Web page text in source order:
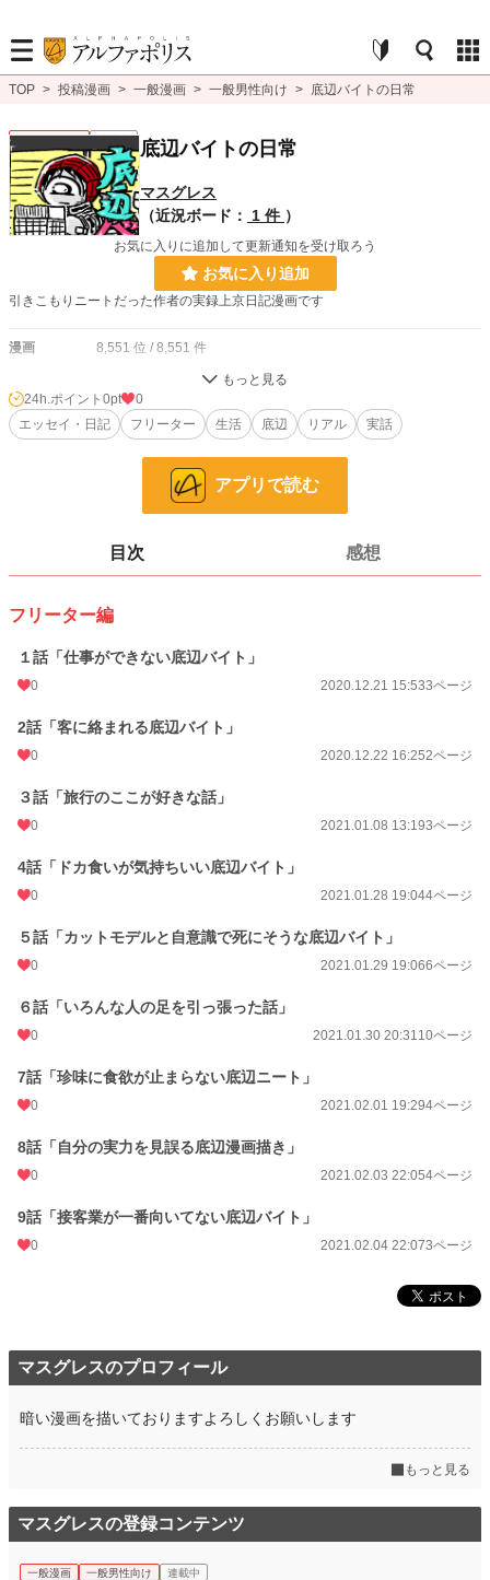
TOP > 投稿漫画 > 一般漫画 > 一般男性向け > 底辺バイトの日常
一般男性向け 連載中 底辺バイトの日常
マスグレス
（近況ボード：
1 件 ）
お気に入りに追加して更新通知を受け取ろう
お気に入り追加
引きこもりニートだった作者の実録上京日記漫画です
漫画 8,551 位 / 8,551 件
お気に入り 7
初回公開日時 2020.12.20 12:54
週間ポイント 0 pt (8,551 位)
月間ポイント 7 pt (2,324 位)
年間ポイント
累計ポイント 7,713 pt (2,534 位)
24h.ポイント 0pt
0
エッセイ・日記
フリーター 生活 底辺 リアル 実話
アプリで読む
目次 感想
フリーター編
１話「仕事ができない底辺バイト」
0 2020.12.21 15:533ページ
2話「客に絡まれる底辺バイト」
0 2020.12.22 16:252ページ
３話「旅行のここが好きな話」
0 2021.01.08 13:193ページ
4話「ドカ食いが気持ちいい底辺バイト」
0 2021.01.28 19:044ページ
５話「カットモデルと自意識で死にそうな底辺バイト」
0 2021.01.29 19:066ページ
６話「いろんな人の足を引っ張った話」
0 2021.01.30 20:3110ページ
7話「珍味に食欲が止まらない底辺ニート」
0 2021.02.01 19:294ページ
8話「自分の実力を見誤る底辺漫画描き」
0 2021.02.03 22:054ページ
9話「接客業が一番向いてない底辺バイト」
0 2021.02.04 22:073ページ
マスグレスのプロフィール
暗い漫画を描いておりますよろしくお願いします
もっと見る
マスグレスの登録コンテンツ
一般漫画 一般男性向け 連載中